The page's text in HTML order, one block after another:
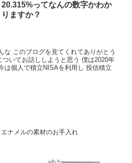
20.315%ってなんの数字かわか
りますか？
な このブログを見てくれてありがとう
いてお話ししようと思う 僕は2020年
は個人で積立NISAを利用し 投信積立
エナメルの素材のお手入れ